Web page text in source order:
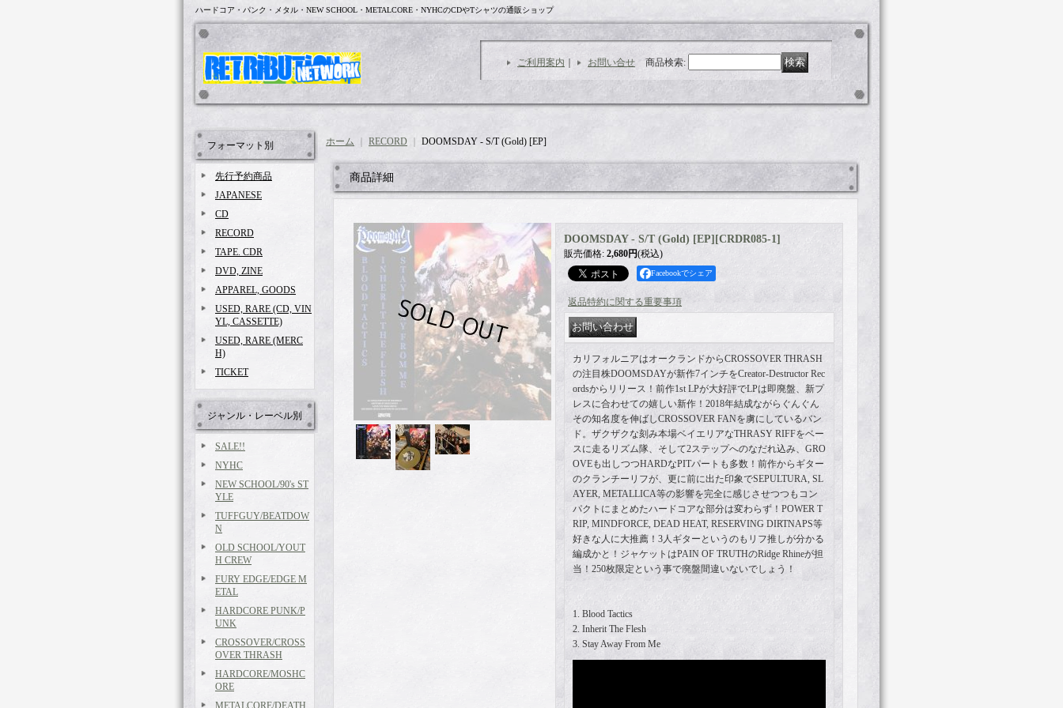
ハードコア・パンク・メタル・NEW SCHOOL・METALCORE・NYHCのCDやTシャツの通販ショップ
ご利用案内 お問い合せ 商品検索:
フォーマット別
先行予約商品
JAPANESE
CD
RECORD
TAPE. CDR
DVD, ZINE
APPAREL, GOODS
USED, RARE (CD, VIN
YL, CASSETTE)
USED, RARE (MERC
H)
TICKET
ジャンル・レーベル別
SALE!!
NYHC
NEW SCHOOL/90's ST
YLE
TUFFGUY/BEATDOW
N
OLD SCHOOL/YOUT
H CREW
FURY EDGE/EDGE M
ETAL
HARDCORE PUNK/P
UNK
CROSSOVER/CROSS
OVER THRASH
HARDCORE/MOSHC
ORE
METALCORE/DEATH
ホーム RECORD DOOMSDAY - S/T (Gold) [EP]
商品詳細
DOOMSDAY - S/T (Gold) [EP] [CRDR085-1]
販売価格: 2,680円(税込)
Facebookでシェア
返品特約に関する重要事項
カリフォルニアはオークランドからCROSSOVER THRASH
の注目株DOOMSDAYが新作7インチをCreator-Destructor Rec
ordsからリリース！前作1st LPが大好評でLPは即廃盤、新プ
レスに合わせての嬉しい新作！2018年結成ながらぐんぐん
その知名度を伸ばしCROSSOVER FANを虜にしているバン
ド。ザクザクな刻み本場ベイエリアなTHRASY RIFFをベー
スに走るリズム隊、そして2ステップへのなだれ込み、GRO
OVEも出しつつHARDなPITパートも多数！前作からギター
のクランチーリフが、更に前に出た印象でSEPULTURA, SL
AYER, METALLICA等の影響を完全に感じさせつつもコン
パクトにまとめたハードコアな部分は変わらず！POWER T
RIP, MINDFORCE, DEAD HEAT, RESERVING DIRTNAPS等
好きな人に大推薦！3人ギターというのもリフ推しが分かる
編成かと！ジャケットはPAIN OF TRUTHのRidge Rhineが担
当！250枚限定という事で廃盤間違いないでしょう！
1. Blood Tactics
2. Inherit The Flesh
3. Stay Away From Me